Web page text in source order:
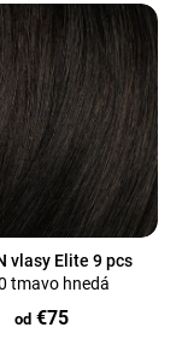
vlasy Elite 9 pcs
tmavo hnedá
od€75